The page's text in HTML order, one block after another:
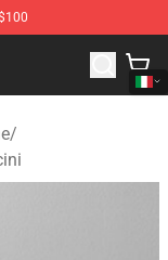
We Were Here
/